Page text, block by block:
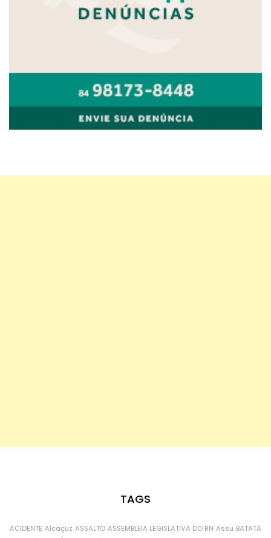
TAGS
ACIDENTE Alcaçuz ASSALTO ASSEMBLEIA LEGISLATIVA DO RN Assu BATATA